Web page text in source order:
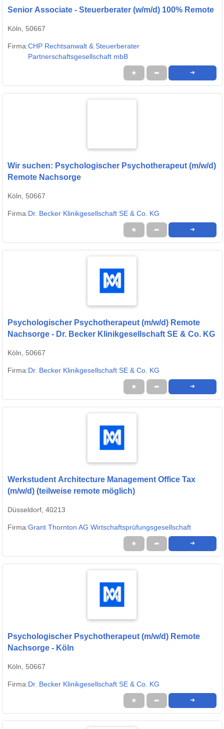
Senior Associate - Steuerberater (w/m/d) 100% Remote
Köln, 50667
Firma:CHP Rechtsanwalt & Steuerberater
Partnerschaftsgesellschaft mbB
★ ➦ ➜
Wir suchen: Psychologischer Psychotherapeut (m/w/d)
Remote Nachsorge
Köln, 50667
Firma:Dr. Becker Klinikgesellschaft SE & Co. KG
★ ➦ ➜
Psychologischer Psychotherapeut (m/w/d) Remote
Nachsorge - Dr. Becker Klinikgesellschaft SE & Co. KG
Köln, 50667
Firma:Dr. Becker Klinikgesellschaft SE & Co. KG
★ ➦ ➜
Werkstudent Architecture Management Office Tax
(m/w/d) (teilweise remote möglich)
Düsseldorf, 40213
Firma:Grant Thornton AG Wirtschaftsprüfungsgesellschaft
★ ➦ ➜
Psychologischer Psychotherapeut (m/w/d) Remote
Nachsorge - Köln
Köln, 50667
Firma:Dr. Becker Klinikgesellschaft SE & Co. KG
★ ➦ ➜